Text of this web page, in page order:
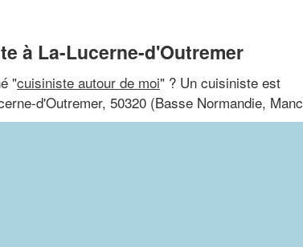
à La-Lucerne-d'Outremer
"cuisiniste autour de moi" ? Un cuisiniste est
d'Outremer, 50320 (Basse Normandie,